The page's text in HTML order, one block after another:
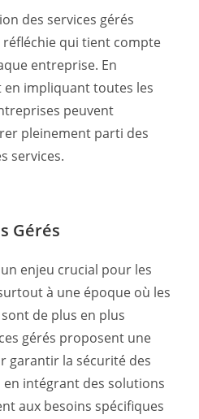
des services gérés
qui tient compte
entreprise. En
impliquant toutes les
peuvent
pleinement parti des
services.
Gérés
enjeu crucial pour les
à une époque où les
de plus en plus
gérés proposent une
garantir la sécurité des
en intégrant des solutions
aux besoins spécifiques